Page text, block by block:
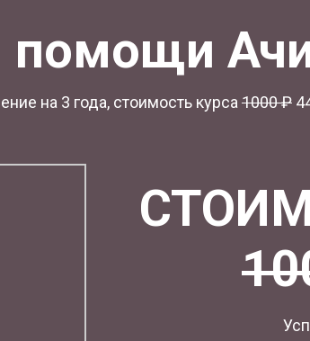
помощи
на 3 года, стоимость курса 1000 ₽